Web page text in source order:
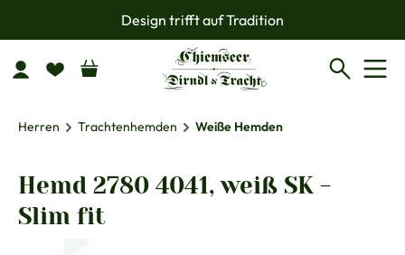
Zum Hauptinhalt springenDesign trifft auf Tradition
Herren Trachtenhemden Weiße Hemden
Hemd 2780 4041, weiß SK -
Slim fit